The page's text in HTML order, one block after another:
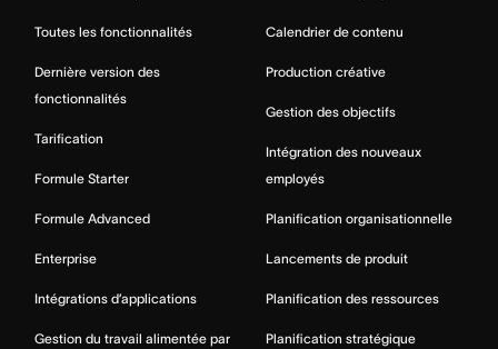
Toutes les fonctionnalités
Dernière version des
fonctionnalités
Tarification
Formule Starter
Formule Advanced
Enterprise
Intégrations d’applications
Gestion du travail alimentée par
Calendrier de contenu
Production créative
Gestion des objectifs
Intégration des nouveaux
employés
Planification organisationnelle
Lancements de produit
Planification des ressources
Planification stratégique